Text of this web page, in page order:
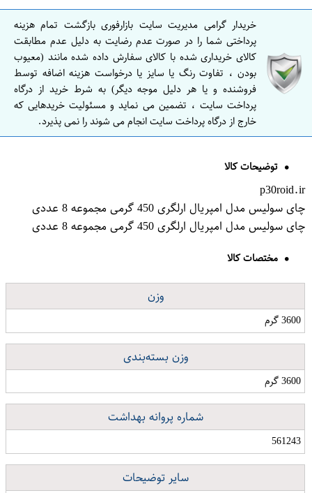
خریدار گرامی مدیریت سایت بازارفوری بازگشت تمام هزینه
پرداختی شما را در صورت عدم رضایت به دلیل عدم مطابقت
کالای خریداری شده با کالای سفارش داده شده مانند (معیوب
بودن ، تفاوت رنگ یا سایز یا درخواست هزینه اضافه توسط
فروشنده و یا هر دلیل موجه دیگر) به شرط خرید از درگاه
پرداخت سایت ، تضمین می نماید و مسئولیت خریدهایی که
خارج از درگاه پرداخت سایت انجام می شوند را نمی پذیرد.
توضیحات کالا
p30roid.ir
چای سولیس مدل امپریال ارلگری 450 گرمی مجموعه 8 عددی
چای سولیس مدل امپریال ارلگری 450 گرمی مجموعه 8 عددی
مختصات کالا
وزن
3600 گرم
وزن بسته‌بندی
3600 گرم
شماره پروانه بهداشت
561243
سایر توضیحات